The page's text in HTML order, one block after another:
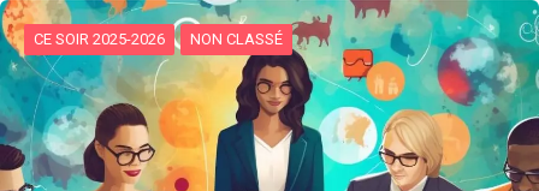
CE SOIR 2025-2026 NON CLASSÉ